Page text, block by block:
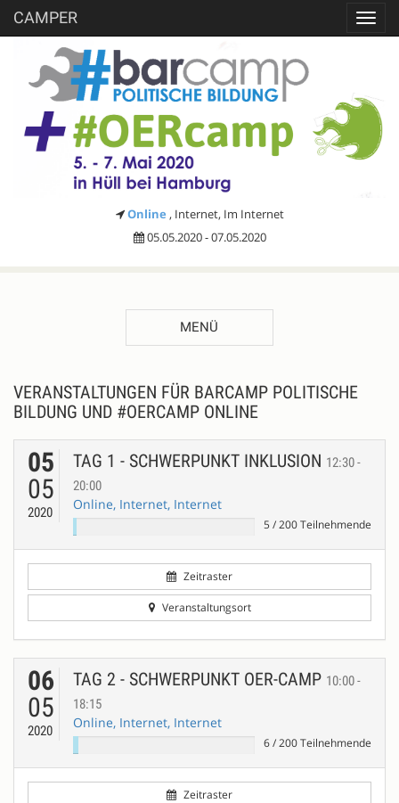
CAMPER
Online , Internet, Im Internet
05.05.2020 - 07.05.2020
MENÜ
VERANSTALTUNGEN FÜR BARCAMP POLITISCHE
BILDUNG UND #OERCAMP ONLINE
05
05
2020
TAG 1 - SCHWERPUNKT INKLUSION 12:30 -
20:00
Online, Internet, Internet
5 /200Teilnehmende
Zeitraster
Veranstaltungsort
06
05
2020
TAG 2 - SCHWERPUNKT OER-CAMP 10:00 -
18:15
Online, Internet, Internet
6/200Teilnehmende
Zeitraster